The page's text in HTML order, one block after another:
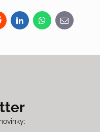
LinkedInWhatsApp
E-
mail